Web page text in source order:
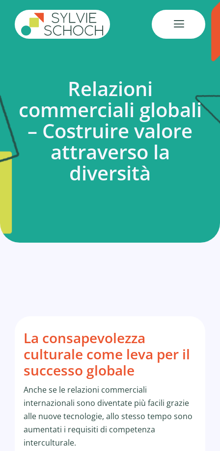
contenuto
Relazioni
commerciali globali
– Costruire valore
attraverso la
diversità
La consapevolezza
culturale come leva per il
successo globale
Anche se le relazioni commerciali
internazionali sono diventate più facili grazie
alle nuove tecnologie, allo stesso tempo sono
aumentati i requisiti di competenza
interculturale.